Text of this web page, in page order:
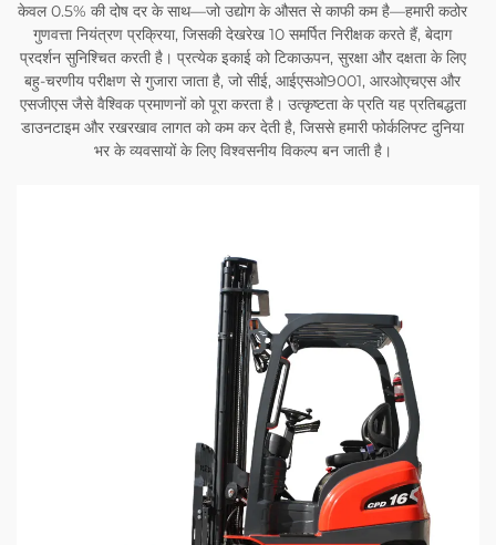
केवल 0.5% की दोष दर के साथ—जो उद्योग के औसत से काफी कम है—हमारी कठोर
गुणवत्ता नियंत्रण प्रक्रिया, जिसकी देखरेख 10 समर्पित निरीक्षक करते हैं, बेदाग
प्रदर्शन सुनिश्चित करती है। प्रत्येक इकाई को टिकाऊपन, सुरक्षा और दक्षता के लिए
बहु-चरणीय परीक्षण से गुजारा जाता है, जो सीई, आईएसओ9001, आरओएचएस और
एसजीएस जैसे वैश्विक प्रमाणनों को पूरा करता है। उत्कृष्टता के प्रति यह प्रतिबद्धता
डाउनटाइम और रखरखाव लागत को कम कर देती है, जिससे हमारी फोर्कलिफ्ट दुनिया
भर के व्यवसायों के लिए विश्वसनीय विकल्प बन जाती है।